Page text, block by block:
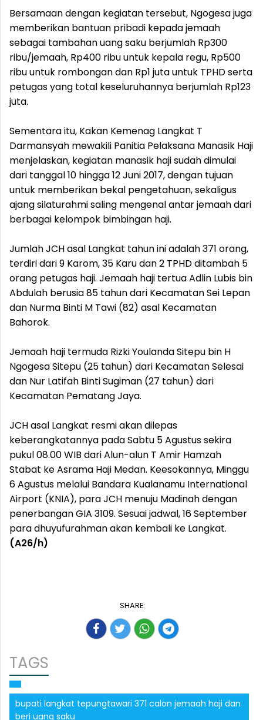
Bersamaan dengan kegiatan tersebut, Ngogesa juga
memberikan bantuan pribadi kepada jemaah
sebagai tambahan uang saku berjumlah Rp300
ribu/jemaah, Rp400 ribu untuk kepala regu, Rp500
ribu untuk rombongan dan Rp1 juta untuk TPHD serta
petugas yang total keseluruhannya berjumlah Rp123
juta.
Sementara itu, Kakan Kemenag Langkat T
Darmansyah mewakili Panitia Pelaksana Manasik Haji
menjelaskan, kegiatan manasik haji sudah dimulai
dari tanggal 10 hingga 12 Juni 2017, dengan tujuan
untuk memberikan bekal pengetahuan, sekaligus
ajang silaturahmi saling mengenal antar jemaah dari
berbagai kelompok bimbingan haji.
Jumlah JCH asal Langkat tahun ini adalah 371 orang,
terdiri dari 9 Karom, 35 Karu dan 2 TPHD ditambah 5
orang petugas haji. Jemaah haji tertua Adlin Lubis bin
Abdulah berusia 85 tahun dari Kecamatan Sei Lepan
dan Nurma Binti M Tawi (82) asal Kecamatan
Bahorok.
Jemaah haji termuda Rizki Youlanda Sitepu bin H
Ngogesa Sitepu (25 tahun) dari Kecamatan Selesai
dan Nur Latifah Binti Sugiman (27 tahun) dari
Kecamatan Pematang Jaya.
JCH asal Langkat resmi akan dilepas
keberangkatannya pada Sabtu 5 Agustus sekira
pukul 08.00 WIB dari Alun-alun T Amir Hamzah
Stabat ke Asrama Haji Medan. Keesokannya, Minggu
6 Agustus melalui Bandara Kualanamu International
Airport (KNIA), para JCH menuju Madinah dengan
penerbangan GIA 3109. Sesuai jadwal, 16 September
para dhuyufurahman akan kembali ke Langkat.
(A26/h)
SHARE:
TAGS
bupati langkat tepungtawari 371 calon jemaah haji dan
beri uang saku